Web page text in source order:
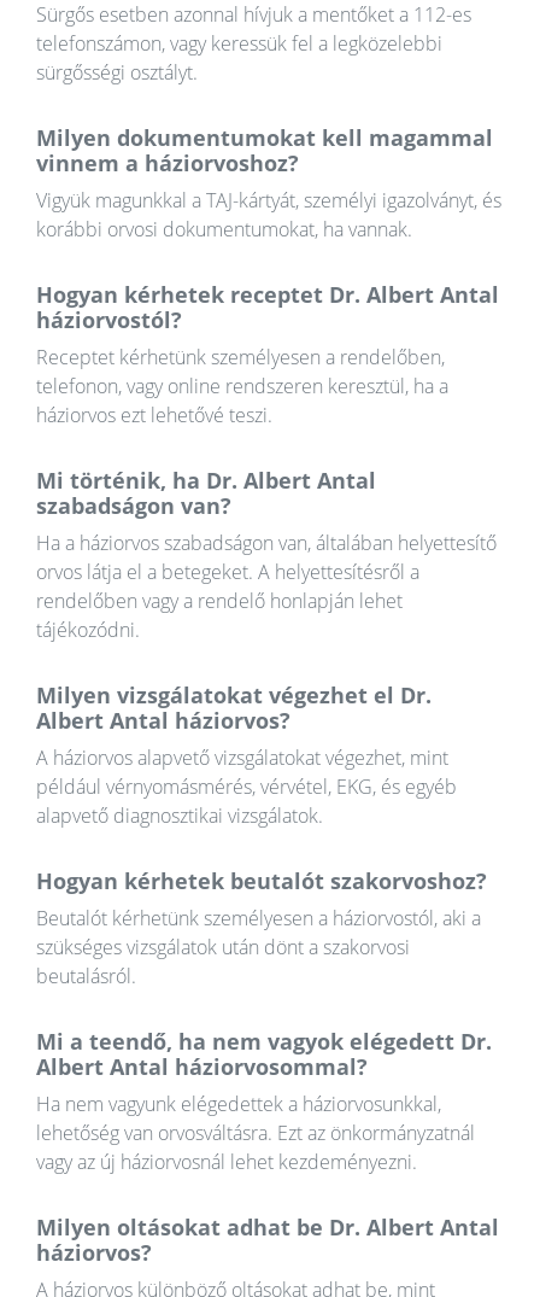
Sürgős esetben azonnal hívjuk a mentőket a 112-es
telefonszámon, vagy keressük fel a legközelebbi
sürgősségi osztályt.
Milyen dokumentumokat kell magammal
vinnem a háziorvoshoz?
Vigyük magunkkal a TAJ-kártyát, személyi igazolványt, és
korábbi orvosi dokumentumokat, ha vannak.
Hogyan kérhetek receptet Dr. Albert Antal
háziorvostól?
Receptet kérhetünk személyesen a rendelőben,
telefonon, vagy online rendszeren keresztül, ha a
háziorvos ezt lehetővé teszi.
Mi történik, ha Dr. Albert Antal
szabadságon van?
Ha a háziorvos szabadságon van, általában helyettesítő
orvos látja el a betegeket. A helyettesítésről a
rendelőben vagy a rendelő honlapján lehet
tájékozódni.
Milyen vizsgálatokat végezhet el Dr.
Albert Antal háziorvos?
A háziorvos alapvető vizsgálatokat végezhet, mint
például vérnyomásmérés, vérvétel, EKG, és egyéb
alapvető diagnosztikai vizsgálatok.
Hogyan kérhetek beutalót szakorvoshoz?
Beutalót kérhetünk személyesen a háziorvostól, aki a
szükséges vizsgálatok után dönt a szakorvosi
beutalásról.
Mi a teendő, ha nem vagyok elégedett Dr.
Albert Antal háziorvosommal?
Ha nem vagyunk elégedettek a háziorvosunkkal,
lehetőség van orvosváltásra. Ezt az önkormányzatnál
vagy az új háziorvosnál lehet kezdeményezni.
Milyen oltásokat adhat be Dr. Albert Antal
háziorvos?
A háziorvos különböző oltásokat adhat be, mint